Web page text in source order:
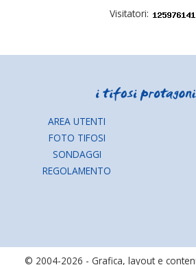
Visitatori:
AREA UTENTI
FOTO TIFOSI
SONDAGGI
REGOLAMENTO
© 2004-2026 - Grafica, layout e